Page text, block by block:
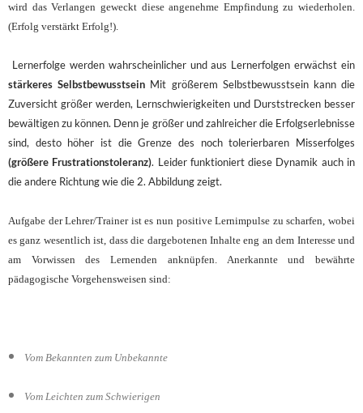
wird das Verlangen geweckt diese angenehme Empfindung zu wiederholen.
(Erfolg verstärkt Erfolg!).
Lernerfolge werden wahrscheinlicher und aus Lernerfolgen erwächst ein
stärkeres Selbstbewusstsein Mit größerem Selbstbewusstsein kann die
Zuversicht größer werden, Lernschwierigkeiten und Durststrecken besser
bewältigen zu können. Denn je größer und zahlreicher die Erfolgserlebnisse
sind, desto höher ist die Grenze des noch tolerierbaren Misserfolges
(größere Frustrationstoleranz). Leider funktioniert diese Dynamik auch in
die andere Richtung wie die 2. Abbildung zeigt.
Aufgabe der Lehrer/Trainer ist es nun positive Lernimpulse zu scharfen, wobei
es ganz wesentlich ist, dass die dargebotenen Inhalte eng an dem Interesse und
am Vorwissen des Lernenden anknüpfen. Anerkannte und bewährte
pädagogische Vorgehensweisen sind:
Vom Bekannten zum Unbekannte
Vom Leichten zum Schwierigen